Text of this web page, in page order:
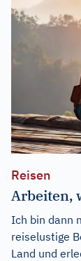
Reisen
Arbeiten,
Ich bin dann
reiselustige
Land und